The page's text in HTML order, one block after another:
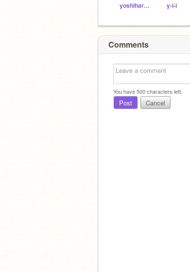
yoshiharubros y-i-i
Comments
You have500characters left.
Post Cancel